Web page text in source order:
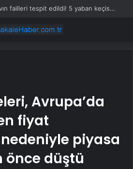
6 yıl önceki kaçak avın failleri tespit edildi! 5 yaban keçisi için ceza uygulandı
Avrupa’da
fiyat
piyasa
önce düştü